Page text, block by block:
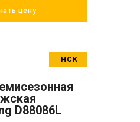
цену
НСК
D88086L